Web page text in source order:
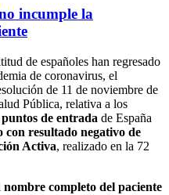
incumple la
de españoles han regresado
de coronavirus, el
de 11 de noviembre de
Pública, relativa a los
puntos de entrada de España
con resultado negativo de
Activa, realizado en la 72
nombre completo del paciente